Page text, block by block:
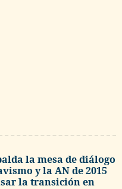
la mesa de diálogo
y la AN de 2015
la transición en